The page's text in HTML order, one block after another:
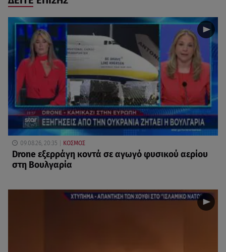
09.08.26, 20:35 ΚΟΣΜΟΣ
Drone εξερράγη κοντά σε αγωγό φυσικού αερίου
στη Βουλγαρία